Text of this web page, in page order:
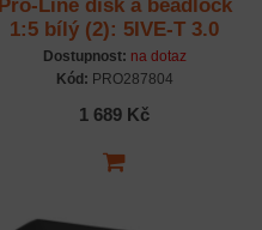
Pro-Line disk a beadlock
1:5 bílý (2): 5IVE-T 3.0
Dostupnost: na dotaz
Kód: PRO287804
1 689 Kč